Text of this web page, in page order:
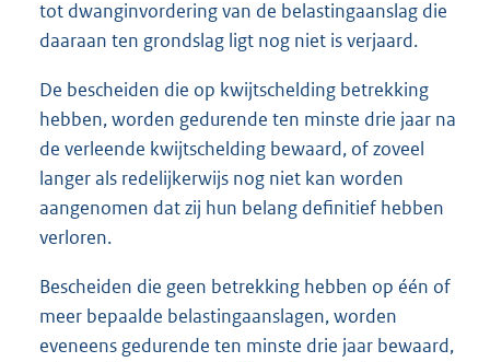
tot dwanginvordering van de belastingaanslag die
daaraan ten grondslag ligt nog niet is verjaard.
De bescheiden die op kwijtschelding betrekking
hebben, worden gedurende ten minste drie jaar na
de verleende kwijtschelding bewaard, of zoveel
langer als redelijkerwijs nog niet kan worden
aangenomen dat zij hun belang definitief hebben
verloren.
Bescheiden die geen betrekking hebben op één of
meer bepaalde belastingaanslagen, worden
eveneens gedurende ten minste drie jaar bewaard,